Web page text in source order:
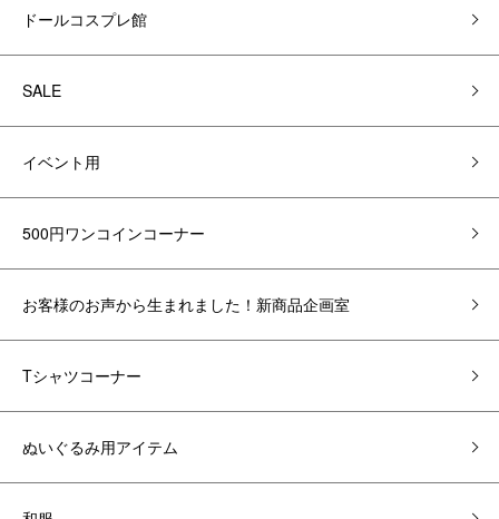
ドールコスプレ館
SALE
イベント用
500円ワンコインコーナー
お客様のお声から生まれました！新商品企画室
Tシャツコーナー
ぬいぐるみ用アイテム